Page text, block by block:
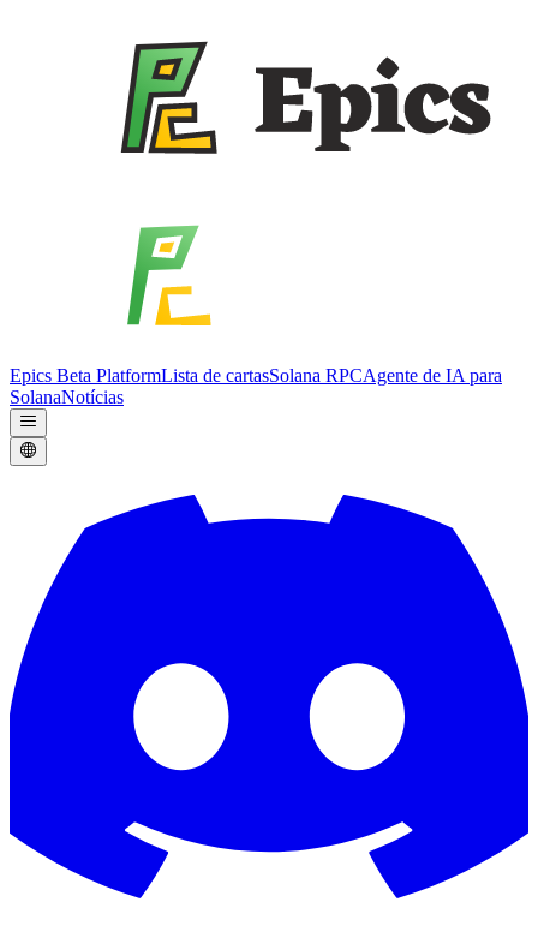
Epics Beta PlatformLista de cartasSolana RPCAgente de IA para
SolanaNotícias